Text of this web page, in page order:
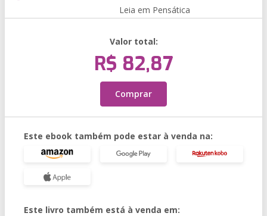
Leia em Pensática
Valor total:
R$ 82,87
Comprar
Este ebook também pode estar à venda na:
Este livro também está à venda em: